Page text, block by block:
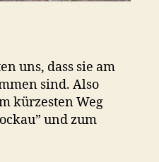
uns, dass sie am
sind. Also
kürzesten Weg
und zum